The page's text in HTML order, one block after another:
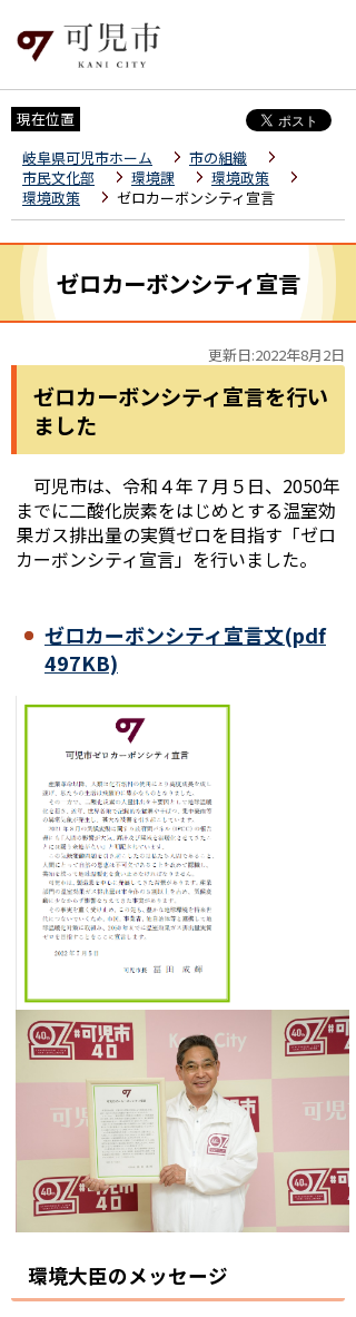
現在位置
岐阜県可児市ホーム
市の組織
市民文化部
環境課
環境政策
環境政策
ゼロカーボンシティ宣言
ゼロカーボンシティ宣言
更新日:2022年8月2日
ゼロカーボンシティ宣言を行い
ました
可児市は、令和４年７月５日、 2050年
までに二酸化炭素をはじめとする温室効
果ガス排出量の実質ゼロを目指す「ゼロ
カーボンシティ宣言」を行いました。
ゼロカーボンシティ宣言文(pdf
497KB)
環境大臣のメッセージ